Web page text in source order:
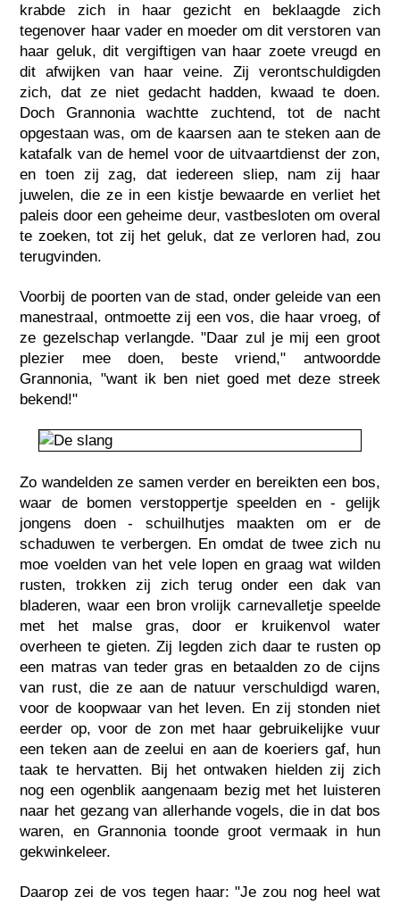
krabde zich in haar gezicht en beklaagde zich
tegenover haar vader en moeder om dit verstoren van
haar geluk, dit vergiftigen van haar zoete vreugd en
dit afwijken van haar veine. Zij verontschuldigden
zich, dat ze niet gedacht hadden, kwaad te doen.
Doch Grannonia wachtte zuchtend, tot de nacht
opgestaan was, om de kaarsen aan te steken aan de
katafalk van de hemel voor de uitvaartdienst der zon,
en toen zij zag, dat iedereen sliep, nam zij haar
juwelen, die ze in een kistje bewaarde en verliet het
paleis door een geheime deur, vastbesloten om overal
te zoeken, tot zij het geluk, dat ze verloren had, zou
terugvinden.
Voorbij de poorten van de stad, onder geleide van een
manestraal, ontmoette zij een vos, die haar vroeg, of
ze gezelschap verlangde. "Daar zul je mij een groot
plezier mee doen, beste vriend," antwoordde
Grannonia, "want ik ben niet goed met deze streek
bekend!"
Zo wandelden ze samen verder en bereikten een bos,
waar de bomen verstoppertje speelden en - gelijk
jongens doen - schuilhutjes maakten om er de
schaduwen te verbergen. En omdat de twee zich nu
moe voelden van het vele lopen en graag wat wilden
rusten, trokken zij zich terug onder een dak van
bladeren, waar een bron vrolijk carnevalletje speelde
met het malse gras, door er kruikenvol water
overheen te gieten. Zij legden zich daar te rusten op
een matras van teder gras en betaalden zo de cijns
van rust, die ze aan de natuur verschuldigd waren,
voor de koopwaar van het leven. En zij stonden niet
eerder op, voor de zon met haar gebruikelijke vuur
een teken aan de zeelui en aan de koeriers gaf, hun
taak te hervatten. Bij het ontwaken hielden zij zich
nog een ogenblik aangenaam bezig met het luisteren
naar het gezang van allerhande vogels, die in dat bos
waren, en Grannonia toonde groot vermaak in hun
gekwinkeleer.
Daarop zei de vos tegen haar: "Je zou nog heel wat